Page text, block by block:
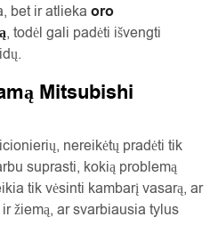
bet ir atlieka oro
, todėl gali padėti išvengti
Mitsubishi
nereikėtų pradėti tik
suprasti, kokią problemą
tik vėsinti kambarį vasarą, ar
žiemą, ar svarbiausia tylus